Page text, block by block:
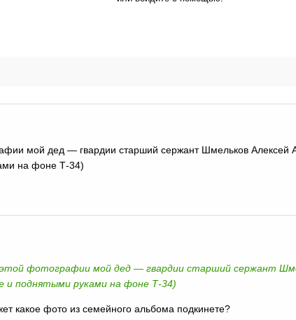
мой дед — гвардии старший сержант Шмельков Алексей
на фоне Т-34)
фотографии мой дед — гвардии старший сержант
и поднятыми руками на фоне Т-34)
какое фото из семейного альбома подкинете?